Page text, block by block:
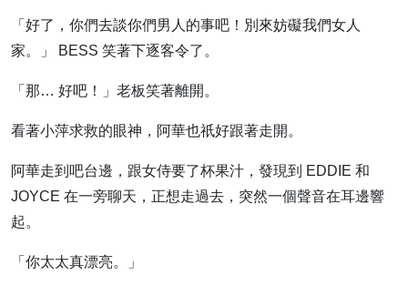
「好了，你們去談你們男人的事吧！別來妨礙我們女人
家。」 BESS 笑著下逐客令了。
「那… 好吧！」老板笑著離開。
看著小萍求救的眼神，阿華也祇好跟著走開。
阿華走到吧台邊，跟女侍要了杯果汁，發現到 EDDIE 和
JOYCE 在一旁聊天，正想走過去，突然一個聲音在耳邊響
起。
「你太太真漂亮。」